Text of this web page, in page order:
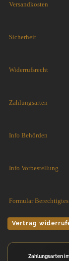
Versandkosten
Sicherheit
Widerrufsrecht
Zahlungsarten
Info Behörden
Info Vorbestellung
Formular Berechtigtes
Vertrag
Zahlungsarten